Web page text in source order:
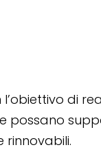
di
possano
rinnovabili.